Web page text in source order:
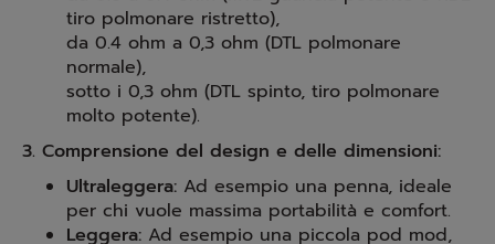
tiro polmonare ristretto),
da 0.4 ohm a 0,3 ohm (DTL polmonare
normale),
sotto i 0,3 ohm (DTL spinto, tiro polmonare
molto potente).
3. Comprensione del design e delle dimensioni:
Ultraleggera: Ad esempio una penna, ideale
per chi vuole massima portabilità e comfort.
Leggera: Ad esempio una piccola pod mod,